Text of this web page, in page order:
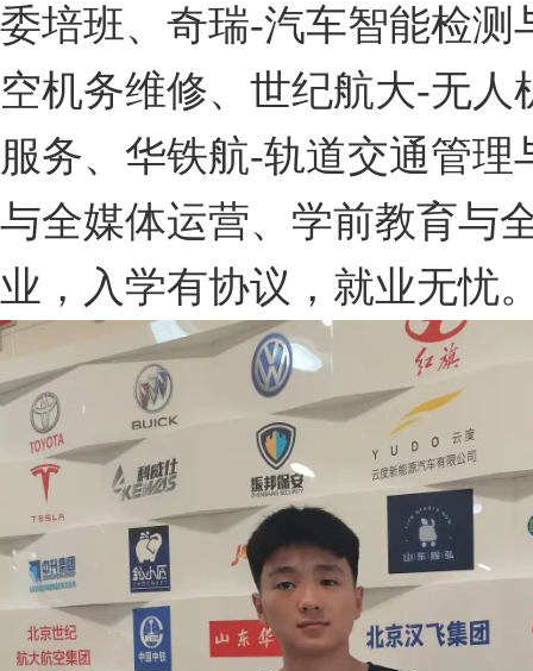
委培班、奇瑞-汽车智能检
空机务维修、世纪航大-无
服务、华铁航-轨道交通管
与全媒体运营、学前教育与
业，入学有协议，就业无忧